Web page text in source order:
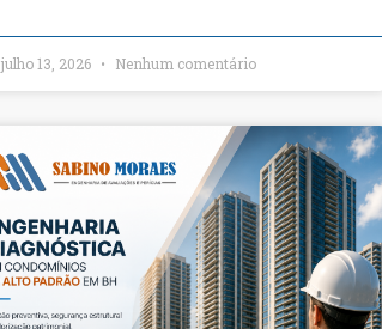
julho 13, 2026 Nenhum comentário